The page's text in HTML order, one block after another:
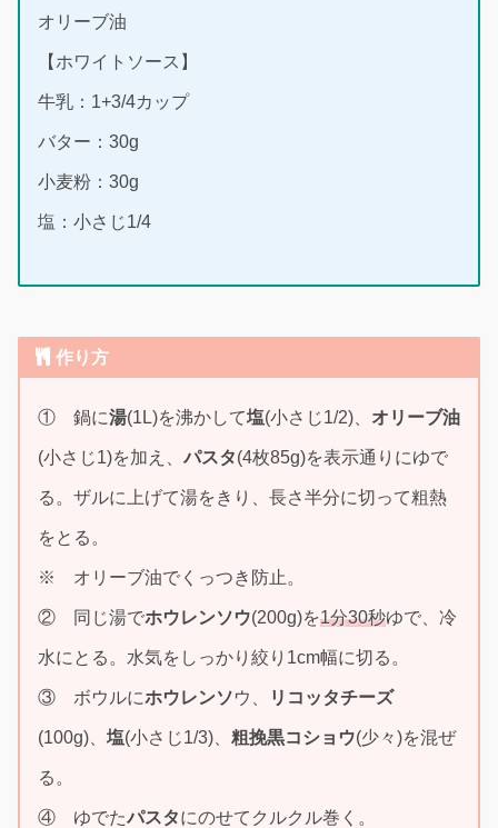
オリーブ油
【ホワイトソース】
牛乳：1+3/4カップ
バター：30g
小麦粉：30g
塩：小さじ1/4
作り方
① 鍋に湯(1L)を沸かして塩(小さじ1/2)、 オリーブ油
(小さじ1)を加え、 パスタ(4枚85g)を表示通りにゆで
る。ザルに上げて湯をきり、長さ半分に切って粗熱
をとる。
※ オリーブ油でくっつき防止。
② 同じ湯でホウレンソウ(200g)を1分30秒ゆで、冷
水にとる。水気をしっかり絞り1cm幅に切る。
③ ボウルにホウレンソウ、 リコッタチーズ
(100g)、 塩(小さじ1/3)、 粗挽黒コショウ(少々)を混ぜ
る。
④ ゆでたパスタにのせてクルクル巻く。